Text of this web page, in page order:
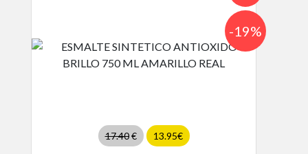
17.40€ 13.95€
-19%